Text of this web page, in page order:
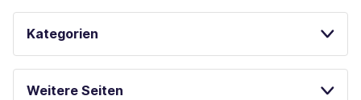
GLÜCKSSPIEL ONLINE SPORTWETTEN
ONLINE SPORTWETTEN
Kategorien
Weitere Seiten